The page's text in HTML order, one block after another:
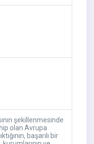
şekillenmesinde
olan Avrupa
başarılı bir